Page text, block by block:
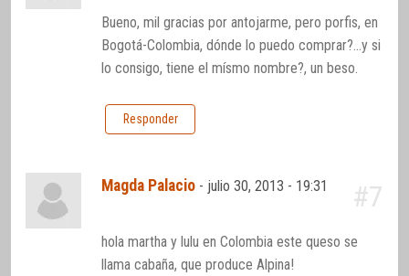
Bueno, mil gracias por antojarme, pero porfis, en
Bogotá-Colombia, dónde lo puedo comprar?…y si
lo consigo, tiene el mísmo nombre?, un beso.
Responder
Magda Palacio - julio 30, 2013 - 19:31 #7
hola martha y lulu en Colombia este queso se
llama cabaña, que produce Alpina!